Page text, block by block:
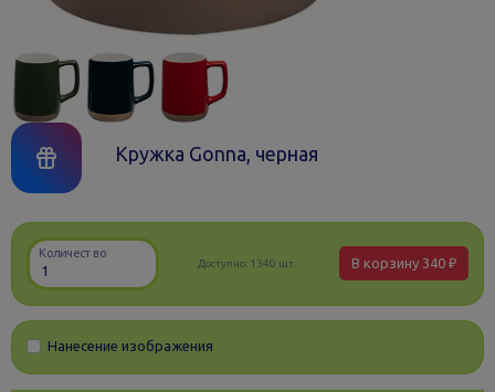
Кружка Gonna, черная
Количество
Доступно: 1340 шт. В корзину 340 ₽
Нанесение изображения